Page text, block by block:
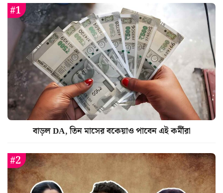
বাড়ল DA, তিন মাসের বকেয়াও পাবেন এই কর্মীরা